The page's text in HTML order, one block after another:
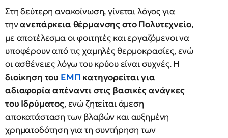
Στη δεύτερη ανακοίνωση, γίνεται λόγος για
τηνανεπάρκεια θέρμανσης στο Πολυτεχνείο,
με αποτέλεσμα οι φοιτητές και εργαζόμενοι να
υποφέρουν από τις χαμηλές θερμοκρασίες, ενώ
οι ασθένειες λόγω του κρύου είναι συχνές.Η
διοίκηση του ΕΜΠ κατηγορείται για
αδιαφορία απέναντι στις βασικές ανάγκες
του Ιδρύματος, ενώ ζητείται άμεση
αποκατάσταση των βλαβών και αυξημένη
χρηματοδότηση για τη συντήρηση των